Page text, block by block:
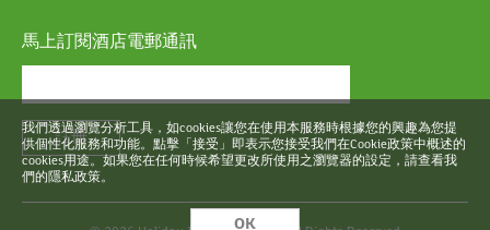
馬上訂閱酒店電郵通訊
註冊
我們透過瀏覽分析工具，如cookies讓您在使用本服務時根據您的興趣為您提
供個性化服務和功能。點擊「接受」即表示您接受我們在Cookie政策中概述的
cookies用途。如果您在任何時候希望更改所使用之瀏覽器的設定，請查看我
們的隱私政策。
OK